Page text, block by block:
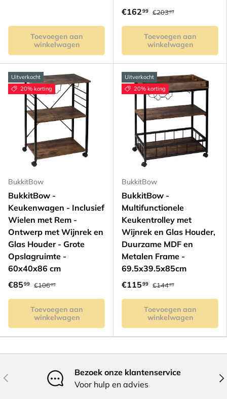
Toevoegen aan
winkelwagen
€16299 €20399
Toevoegen aan
winkelwagen
Uitverkocht
20% korting
BukkitBow
BukkitBow -
Keukenwagen - Inclusief
Wielen met Rem -
Ontwerp met Wijnrek en
Glas Houder - Grote
Opslagruimte -
60x40x86 cm
€8599 €10699
Toevoegen aan
winkelwagen
Uitverkocht
20% korting
BukkitBow
BukkitBow -
Multifunctionele
Keukentrolley met
Wijnrek en Glas Houder,
Duurzame MDF en
Metalen Frame -
69.5x39.5x85cm
€11599 €14499
Toevoegen aan
winkelwagen
Vorige
Bezoek onze klantenservice
Voor hulp en advies